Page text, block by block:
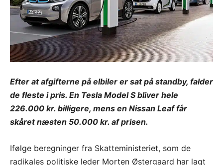
Efter at afgifterne på elbiler er sat på standby, falder
de fleste i pris. En Tesla Model S bliver hele
226.000 kr. billigere, mens en Nissan Leaf får
skåret næsten 50.000 kr. af prisen.
Ifølge beregninger fra Skatteministeriet, som de
radikales politiske leder Morten Østergaard har lagt